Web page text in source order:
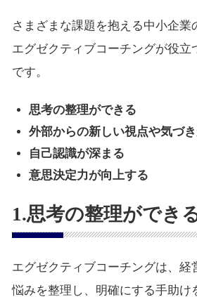
さまざまな課題を抱える中小企業
エグゼクティブコーチングが役立
です。
思考の整理ができる
外部からの新しい視点や気づ
自己認識が深まる
意思決定力が向上する
1.思考の整理ができ
エグゼクティブコーチングは、経
悩みを整理し、明確にする手助け